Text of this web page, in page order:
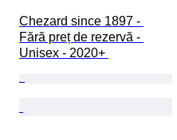
Chezard since 1897 -
Fără preț de rezervă -
Unisex - 2020+